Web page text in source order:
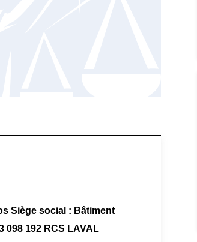
Siège social : Bâtiment
098 192 RCS LAVAL